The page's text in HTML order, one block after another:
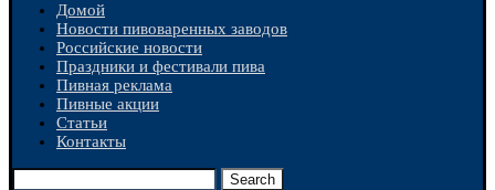
Домой
Новости пивоваренных заводов
Российские новости
Праздники и фестивали пива
Пивная реклама
Пивные акции
Статьи
Контакты
Search